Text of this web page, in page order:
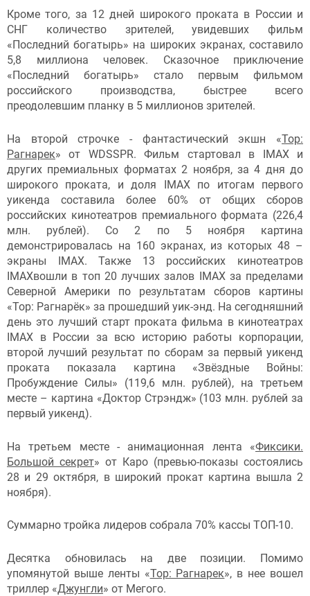
Кроме того, за 12 дней широкого проката в России и
СНГ количество зрителей, увидевших фильм
«Последний богатырь» на широких экранах, составило
5,8 миллиона человек. Сказочное приключение
«Последний богатырь» стало первым фильмом
российского производства, быстрее всего
преодолевшим планку в 5 миллионов зрителей.
На второй строчке - фантастический экшн «Тор:
Рагнарек» от WDSSPR. Фильм стартовал в IMAX и
других премиальных форматах 2 ноября, за 4 дня до
широкого проката, и доля IMAX по итогам первого
уикенда составила более 60% от общих сборов
российских кинотеатров премиального формата (226,4
млн. рублей). Со 2 по 5 ноября картина
демонстрировалась на 160 экранах, из которых 48 –
экраны IMAX. Также 13 российских кинотеатров
IMAXвошли в топ 20 лучших залов IMAX за пределами
Северной Америки по результатам сборов картины
«Тор: Рагнарёк» за прошедший уик-энд. На сегодняшний
день это лучший старт проката фильма в кинотеатрах
IMAX в России за всю историю работы корпорации,
второй лучший результат по сборам за первый уикенд
проката показала картина «Звёздные Войны:
Пробуждение Силы» (119,6 млн. рублей), на третьем
месте – картина «Доктор Стрэндж» (103 млн. рублей за
первый уикенд).
На третьем месте - анимационная лента «Фиксики.
Большой секрет» от Каро (превью-показы состоялись
28 и 29 октября, в широкий прокат картина вышла 2
ноября).
Суммарно тройка лидеров собрала 70% кассы ТОП-10.
Десятка обновилась на две позиции. Помимо
упомянутой выше ленты «Тор: Рагнарек», в нее вошел
триллер «Джунгли» от Мегого.